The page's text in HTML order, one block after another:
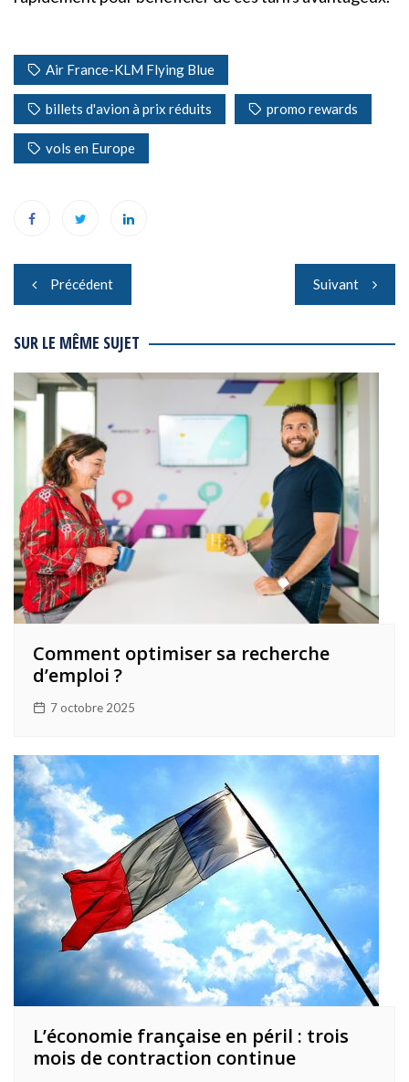
Air France-KLM Flying Blue
billets d'avion à prix réduits promo rewards
vols en Europe
Navigation
de
l’article
Précédent Suivant
SUR LE MÊME SUJET
Comment optimiser sa recherche
d’emploi ?
7 octobre 2025
L’économie française en péril : trois
mois de contraction continue